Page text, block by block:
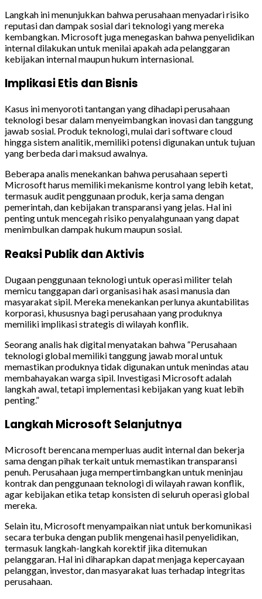
Langkah ini menunjukkan bahwa perusahaan menyadari risiko
reputasi dan dampak sosial dari teknologi yang mereka
kembangkan. Microsoft juga menegaskan bahwa penyelidikan
internal dilakukan untuk menilai apakah ada pelanggaran
kebijakan internal maupun hukum internasional.
Implikasi Etis dan Bisnis
Kasus ini menyoroti tantangan yang dihadapi perusahaan
teknologi besar dalam menyeimbangkan inovasi dan tanggung
jawab sosial. Produk teknologi, mulai dari software cloud
hingga sistem analitik, memiliki potensi digunakan untuk tujuan
yang berbeda dari maksud awalnya.
Beberapa analis menekankan bahwa perusahaan seperti
Microsoft harus memiliki mekanisme kontrol yang lebih ketat,
termasuk audit penggunaan produk, kerja sama dengan
pemerintah, dan kebijakan transparansi yang jelas. Hal ini
penting untuk mencegah risiko penyalahgunaan yang dapat
menimbulkan dampak hukum maupun sosial.
Reaksi Publik dan Aktivis
Dugaan penggunaan teknologi untuk operasi militer telah
memicu tanggapan dari organisasi hak asasi manusia dan
masyarakat sipil. Mereka menekankan perlunya akuntabilitas
korporasi, khususnya bagi perusahaan yang produknya
memiliki implikasi strategis di wilayah konflik.
Seorang analis hak digital menyatakan bahwa “Perusahaan
teknologi global memiliki tanggung jawab moral untuk
memastikan produknya tidak digunakan untuk menindas atau
membahayakan warga sipil. Investigasi Microsoft adalah
langkah awal, tetapi implementasi kebijakan yang kuat lebih
penting.”
Langkah Microsoft Selanjutnya
Microsoft berencana memperluas audit internal dan bekerja
sama dengan pihak terkait untuk memastikan transparansi
penuh. Perusahaan juga mempertimbangkan untuk meninjau
kontrak dan penggunaan teknologi di wilayah rawan konflik,
agar kebijakan etika tetap konsisten di seluruh operasi global
mereka.
Selain itu, Microsoft menyampaikan niat untuk berkomunikasi
secara terbuka dengan publik mengenai hasil penyelidikan,
termasuk langkah-langkah korektif jika ditemukan
pelanggaran. Hal ini diharapkan dapat menjaga kepercayaan
pelanggan, investor, dan masyarakat luas terhadap integritas
perusahaan.